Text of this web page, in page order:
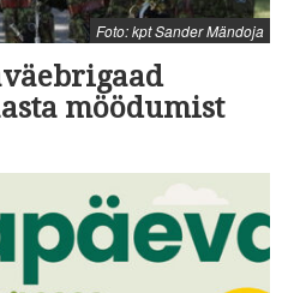
Foto: kpt Sander Mändoja
möödumist